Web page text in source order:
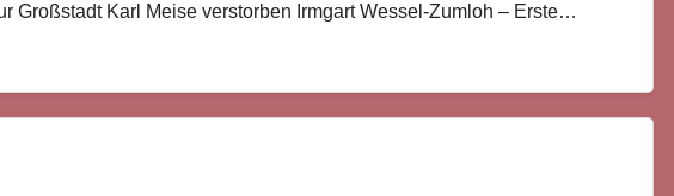
Großstadt Karl Meise verstorben Irmgart Wessel-Zumloh – Erste…